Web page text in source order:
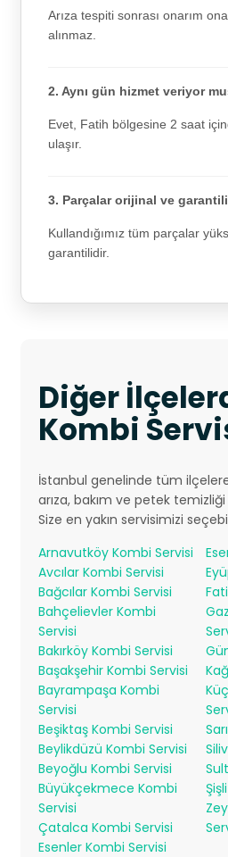
Arıza tespiti sonrası onarım
alınmaz.
2. Aynı gün hizmet veriyor
Evet, Fatih bölgesine 2 saat
ulaşır.
3. Parçalar orijinal ve
Kullandığımız tüm parçalar
garantilidir.
Diğer
Kombi
İstanbul genelinde tüm
arıza, bakım ve petek
Size en yakın servisimizi
Arnavutköy Kombi Servisi
Avcılar Kombi Servisi
Bağcılar Kombi Servisi
Bahçelievler Kombi
Servisi
Bakırköy Kombi Servisi
Başakşehir Kombi Servisi
Bayrampaşa Kombi
Servisi
Beşiktaş Kombi Servisi
Beylikdüzü Kombi Servisi
Beyoğlu Kombi Servisi
Büyükçekmece Kombi
Servisi
Çatalca Kombi Servisi
Esenler Kombi Servisi